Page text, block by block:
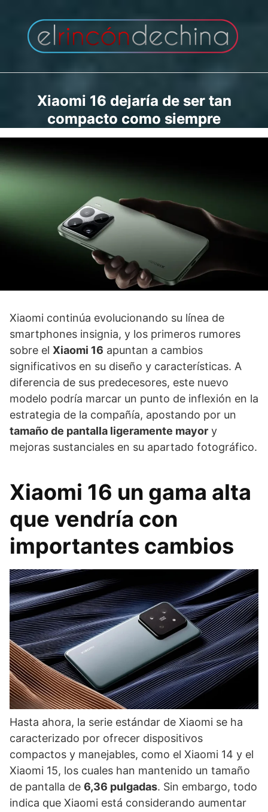
contenido
Xiaomi 16 dejaría de ser tan
compacto como siempre
Xiaomi continúa evolucionando su línea de
smartphones insignia, y los primeros rumores
sobre el Xiaomi 16 apuntan a cambios
significativos en su diseño y características. A
diferencia de sus predecesores, este nuevo
modelo podría marcar un punto de inflexión en la
estrategia de la compañía, apostando por un
tamaño de pantalla ligeramente mayor y
mejoras sustanciales en su apartado fotográfico.
Xiaomi 16 un gama alta
que vendría con
importantes cambios
Hasta ahora, la serie estándar de Xiaomi se ha
caracterizado por ofrecer dispositivos
compactos y manejables, como el Xiaomi 14 y el
Xiaomi 15, los cuales han mantenido un tamaño
de pantalla de 6,36 pulgadas. Sin embargo, todo
indica que Xiaomi está considerando aumentar